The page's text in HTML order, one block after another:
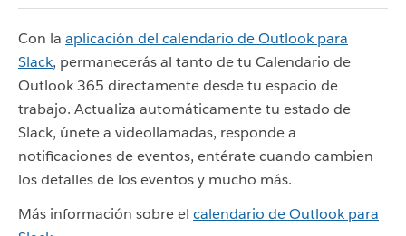
Con la aplicación del calendario de Outlook para
Slack, permanecerás al tanto de tu Calendario de
Outlook 365 directamente desde tu espacio de
trabajo. Actualiza automáticamente tu estado de
Slack, únete a videollamadas, responde a
notificaciones de eventos, entérate cuando cambien
los detalles de los eventos y mucho más.
Más información sobre el calendario de Outlook para